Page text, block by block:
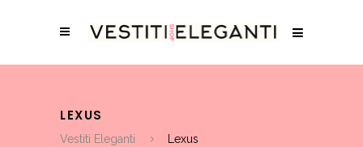
LEXUS
Vestiti Eleganti Lexus